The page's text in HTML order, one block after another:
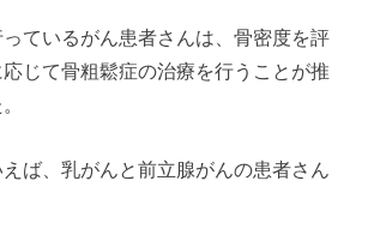
ているがん患者さんは、骨密度を評
じて骨粗鬆症の治療を行うことが推
ば、乳がんと前立腺がんの患者さん